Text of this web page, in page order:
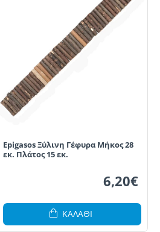
Epigasos Ξύλινη Γέφυρα Μήκος 28
εκ. Πλάτος 15 εκ.
6,20€
ΚΑΛΆΘΙ